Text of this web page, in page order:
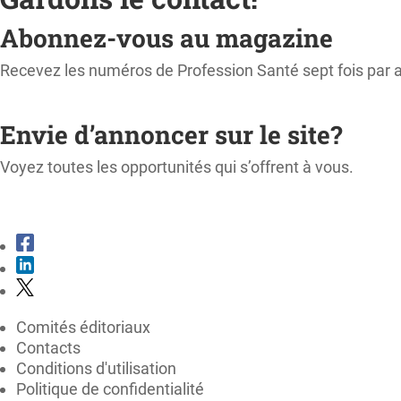
Abonnez-vous au magazine
Recevez les numéros de Profession Santé sept fois par
Envie d’annoncer sur le site?
Voyez toutes les opportunités qui s’offrent à vous.
Comités éditoriaux
Contacts
Conditions d'utilisation
Politique de confidentialité